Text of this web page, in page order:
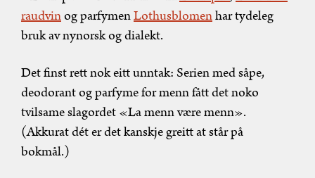
raudvinog parfymenLothusblomenhar tydeleg
bruk av nynorsk og dialekt.
Det finst rett nok eitt unntak: Serien med såpe,
deodorant og parfyme for menn fått det noko
tvilsame slagordet «La menn være menn».
(Akkurat dét er det kanskje greitt at står på
bokmål.)